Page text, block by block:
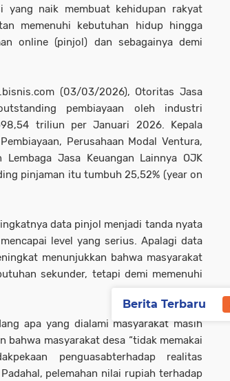
yang naik membuat kehidupan rakyat
memenuhi kebutuhan hidup hingga
online (pinjol) dan sebagainya demi
(03/03/2026), Otoritas Jasa
pembiayaan oleh industri
triliun per Januari 2026. Kepala
Perusahaan Modal Ventura,
Lembaga Jasa Keuangan Lainnya OJK
pinjaman itu tumbuh 25,52% (year on
data pinjol menjadi tanda nyata
level yang serius. Apalagi data
menunjukkan bahwa masyarakat
sekunder, tetapi demi memenuhi
apa yang dialami masyarakat masih
bahwa masyarakat desa “tidak memakai
penguasabterhadap realitas
pelemahan nilai rupiah terhadap
Berita Terbaru